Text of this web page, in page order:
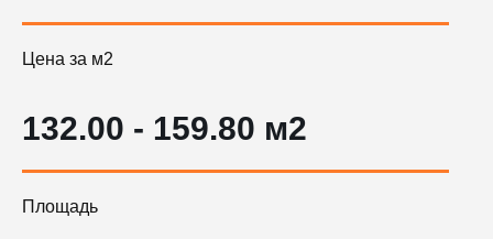
Цена за м2
132.00 - 159.80 м2
Площадь